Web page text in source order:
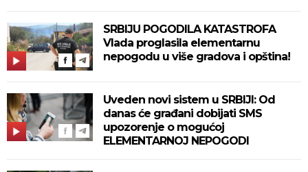
SRBIJU POGODILA KATASTROFA
Vlada proglasila elementarnu
nepogodu u više gradova i opština!
Uveden novi sistem u SRBIJI: Od
danas će građani dobijati SMS
upozorenje o mogućoj
ELEMENTARNOJ NEPOGODI